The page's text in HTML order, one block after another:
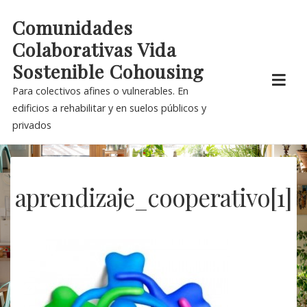
content
Comunidades
Colaborativas Vida
Sostenible Cohousing
Para colectivos afines o vulnerables. En
edificios a rehabilitar y en suelos públicos y
privados
aprendizaje_cooperativo[1]